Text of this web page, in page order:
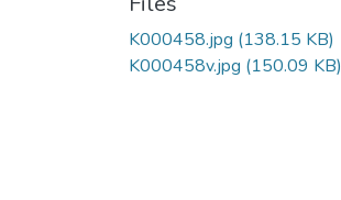
K000458.jpg (138.15 KB)
K000458v.jpg (150.09 KB)